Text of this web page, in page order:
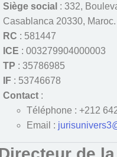
Siège social : 332,
Casablanca 20330, Maroc.
RC : 581447
ICE : 003279904000003
TP : 35786985
IF : 53746678
Contact:
Téléphone : +212
Email :